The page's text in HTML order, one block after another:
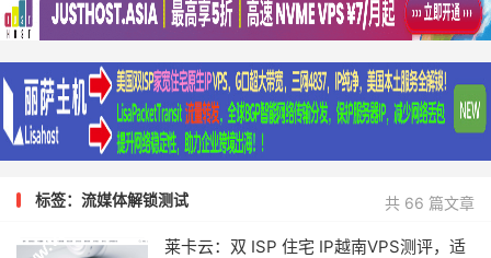
共 66 篇文章
标签：流媒体解锁测试
莱卡云：双 ISP 住宅 IP越南VPS测评，适